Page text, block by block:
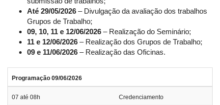
e 12 de junho de 2026. Para mais detalhes,
acesse:@diariodeideiasoficial
Até 29/05/2026 – Divulgação da avaliação dos trabalhos
Grupos de Trabalho;
09, 10, 11 e 12/06/2026 – Realização do Seminário;
11 e 12/06/2026 – Realização dos Grupos de Trabalho;
09 e 11/06/2026 – Realização das Oficinas.
Programação 09/06/2026
07 até 08h Credenciamento